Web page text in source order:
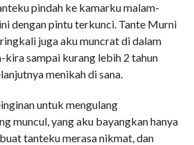
pindah ke kamarku malam-
dengan pintu terkunci. Tante Murni
juga aku muncrat di dalam
kira sampai kurang lebih 2 tahun
menikah di sana.
untuk mengulang
muncul, yang aku bayangkan hanya
tanteku merasa nikmat, dan